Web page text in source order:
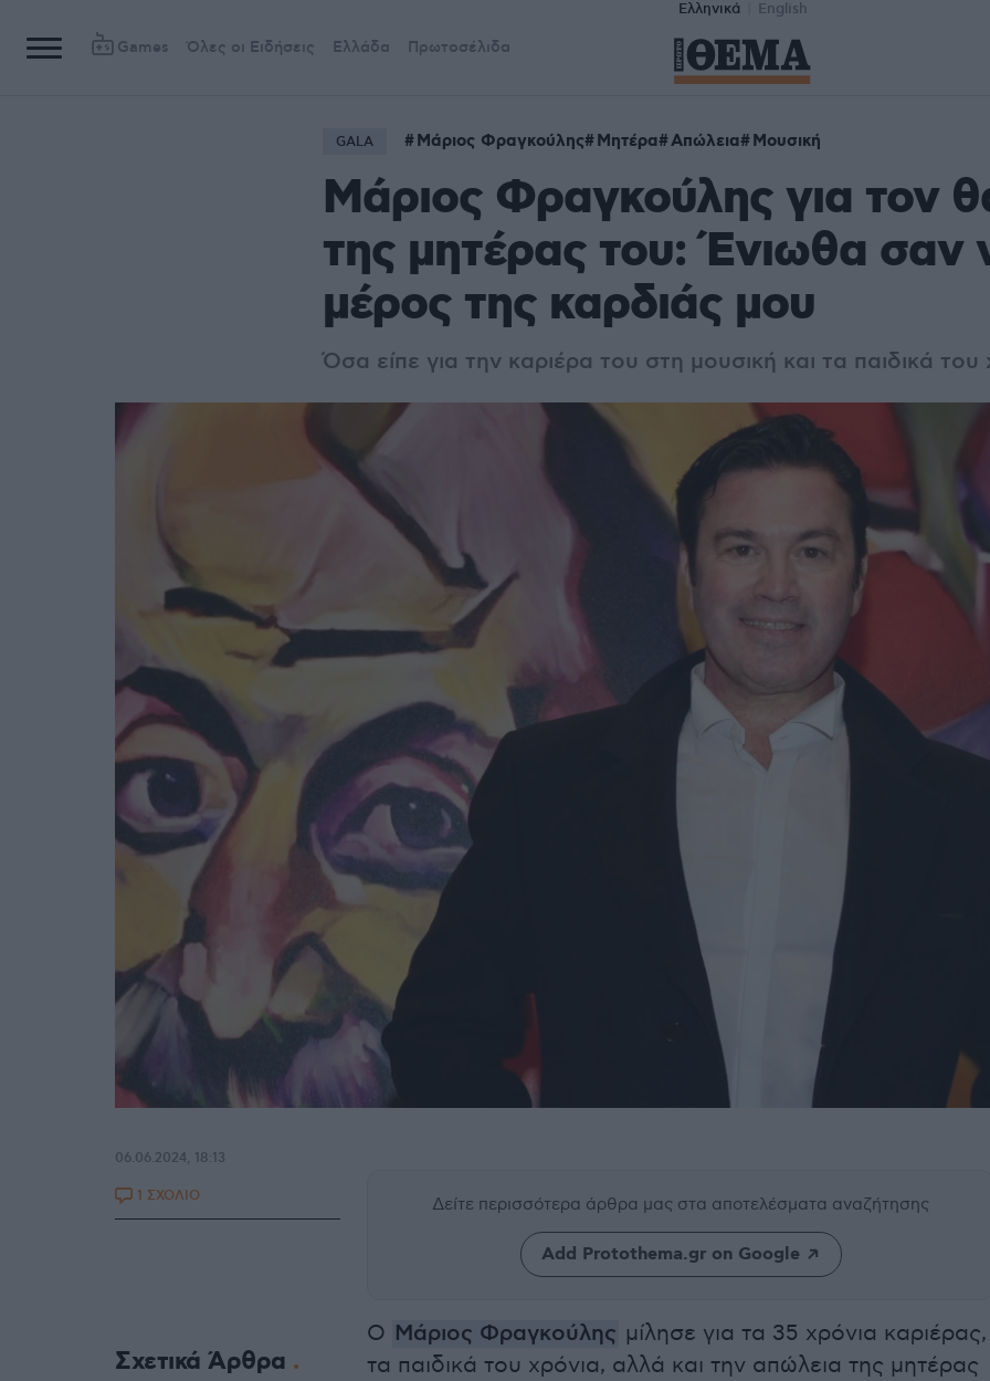
Ελληνικά English
Games Όλες οι Ειδήσεις Ελλάδα Πρωτοσέλιδα
GALA Μάριος Φραγκούλης Μητέρα Απώλεια Μουσική
Μάριος Φραγκούλης για τον
της μητέρας του: Ένιωθα σαν
μέρος της καρδιάς μου
Όσα είπε για την καριέρα του στη μουσική και τα παιδικά του
Δείτε περισσότερα άρθρα μας στα αποτελέσματα αναζήτησης
Add Protothema.gr on Google
Ο Μάριος Φραγκούλης μίλησε για τα 35 χρόνια καριέρας,
τα παιδικά του χρόνια, αλλά και την απώλεια της μητέρας
06.06.2024, 18:13
1 ΣΧΟΛΙΟ
Σχετικά Άρθρα